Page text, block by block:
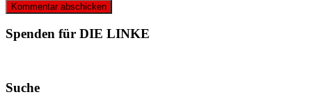
Spenden für DIE LINKE
Suche